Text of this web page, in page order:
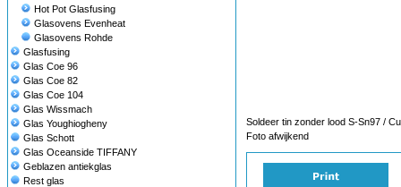
Hot Pot Glasfusing
Glasovens Evenheat
Glasovens Rohde
Glasfusing
Glas Coe 96
Glas Coe 82
Glas Coe 104
Glas Wissmach
Glas Youghiogheny
Glas Schott
Glas Oceanside TIFFANY
Geblazen antiekglas
Rest glas
Soldeer tin zonder lood S-Sn97 /
Foto afwijkend